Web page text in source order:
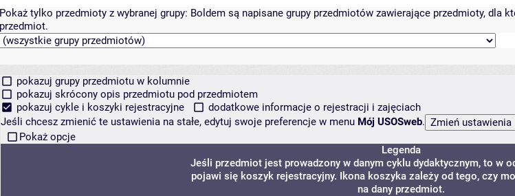
Pokaż tylko przedmioty z wybranej grupy: Boldem są napisane grupy przedmiotów zawierające przedmioty, dla
przedmiot.
pokazuj grupy przedmiotu w kolumnie
pokazuj skrócony opis przedmiotu pod przedmiotem
pokazuj cykle i koszyki rejestracyjne
dodatkowe informacje o rejestracji i zajęciach
Jeśli chcesz zmienić te ustawienia na stałe, edytuj swoje preferencje w menu Mój USOSweb.
Pokaż opcje
Legenda
Jeśli przedmiot jest prowadzony w danym cyklu dydaktycznym, to w
pojawi się koszyk rejestracyjny. Ikona koszyka zależy od tego, czy
na dany przedmiot.